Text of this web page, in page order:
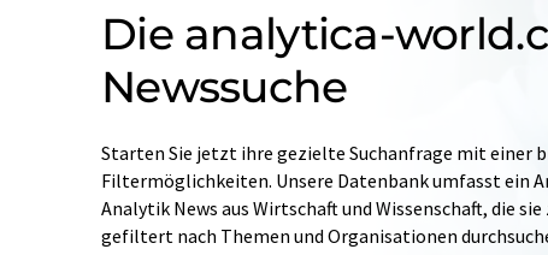
Die analytica-
Newssuche
Starten Sie jetzt ihre gezielte Suchanfrage mit einer
Filtermöglichkeiten. Unsere Datenbank umfasst ein
Analytik News aus Wirtschaft und Wissenschaft, die
gefiltert nach Themen und Organisationen